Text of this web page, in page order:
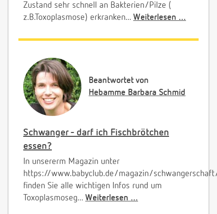
Zustand sehr schnell an Bakterien/Pilze (
z.B.Toxoplasmose) erkranken... Weiterlesen ...
Beantwortet von
Hebamme Barbara Schmid
Schwanger - darf ich Fischbrötchen
essen?
In unsererm Magazin unter
https://www.babyclub.de/magazin/
finden Sie alle wichtigen Infos rund um
Toxoplasmoseg... Weiterlesen ...